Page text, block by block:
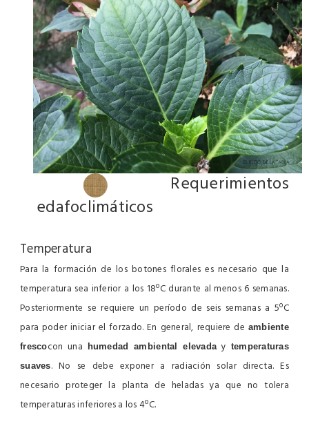
Requerimientos
edafoclimáticos
Temperatura
Para la formación de los botones florales es necesario que la
temperatura sea inferior a los 18ºC durante al menos 6 semanas.
Posteriormente se requiere un período de seis semanas a 5ºC
para poder iniciar el forzado. En general, requiere de ambiente
frescocon una humedad ambiental elevaday temperaturas
suaves. No se debe exponer a radiación solar directa. Es
necesario proteger la planta de heladas ya que no tolera
temperaturas inferiores a los 4ºC.